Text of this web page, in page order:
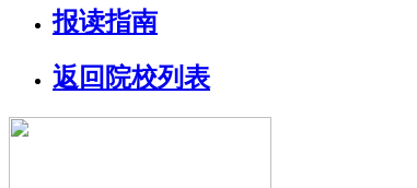
报读指南
返回院校列表